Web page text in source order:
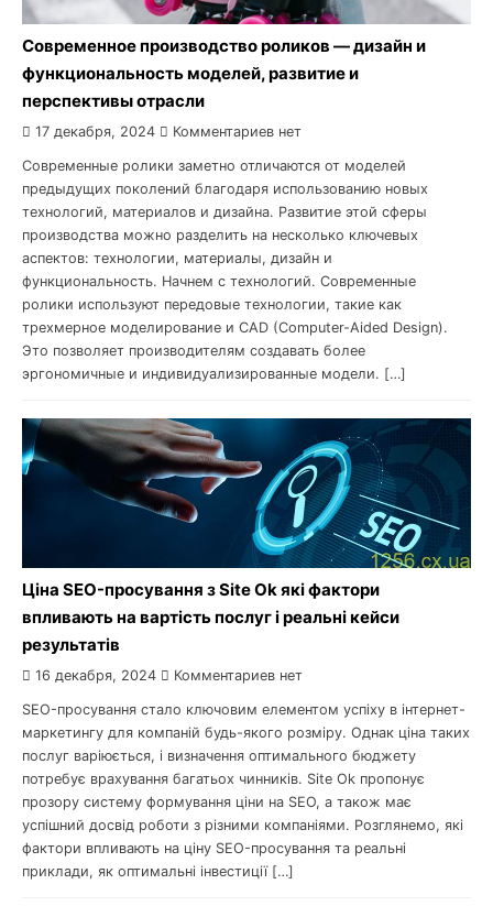
Современное производство роликов — дизайн и
функциональность моделей, развитие и
перспективы отрасли
17 декабря, 2024 Комментариев нет
Современные ролики заметно отличаются от моделей
предыдущих поколений благодаря использованию новых
технологий, материалов и дизайна. Развитие этой сферы
производства можно разделить на несколько ключевых
аспектов: технологии, материалы, дизайн и
функциональность. Начнем с технологий. Современные
ролики используют передовые технологии, такие как
трехмерное моделирование и CAD (Computer-Aided Design).
Это позволяет производителям создавать более
эргономичные и индивидуализированные модели. […]
Ціна SEO-просування з Site Ok які фактори
впливають на вартість послуг і реальні кейси
результатів
16 декабря, 2024 Комментариев нет
SEO-просування стало ключовим елементом успіху в інтернет-
маркетингу для компаній будь-якого розміру. Однак ціна таких
послуг варіюється, і визначення оптимального бюджету
потребує врахування багатьох чинників. Site Ok пропонує
прозору систему формування ціни на SEO, а також має
успішний досвід роботи з різними компаніями. Розглянемо, які
фактори впливають на ціну SEO-просування та реальні
приклади, як оптимальні інвестиції […]